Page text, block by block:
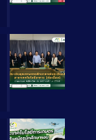
Long
Long